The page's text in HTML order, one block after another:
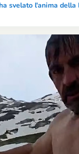
🏖️ Turismo in Albania
Grecia e Albania: